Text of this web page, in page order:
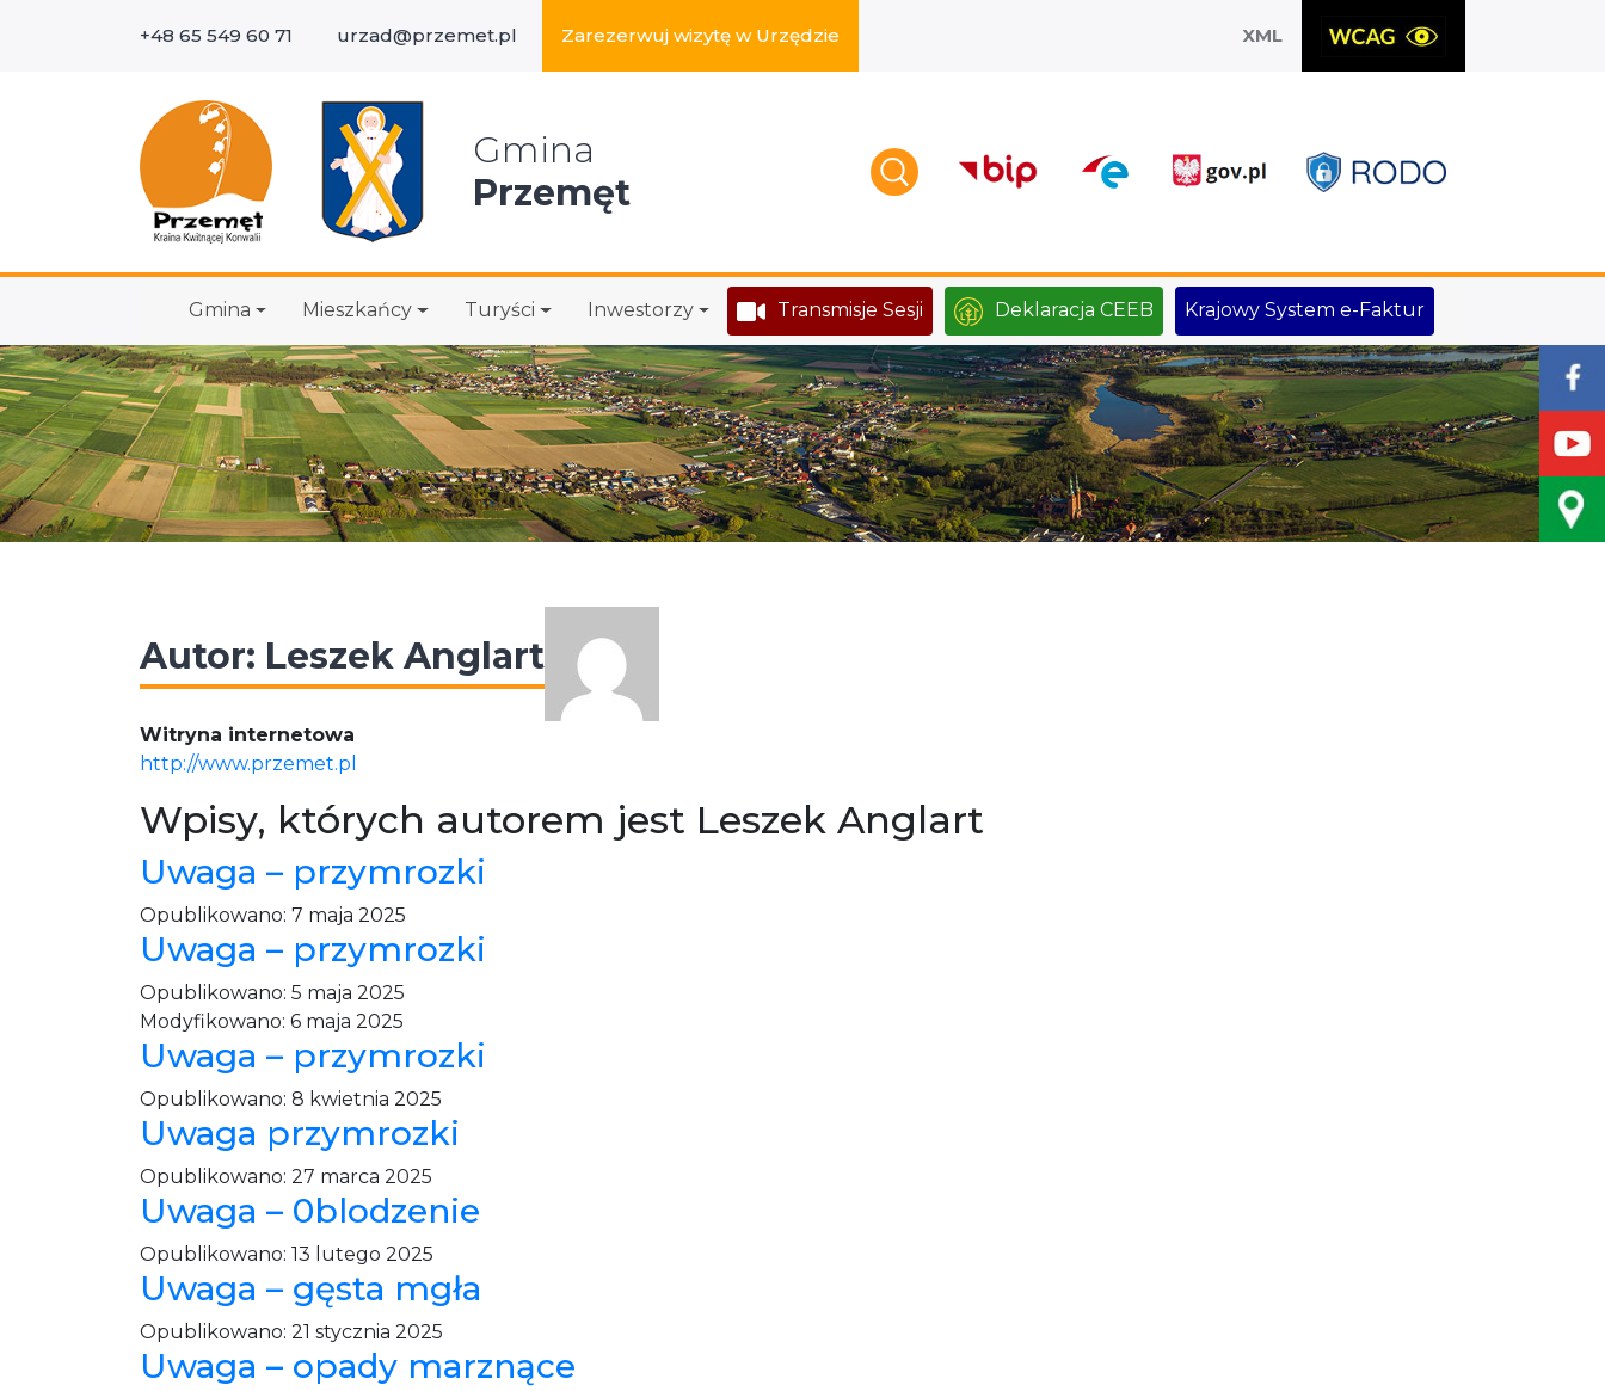
+48 65 549 60 71 urzad@przemet.pl Zarezerwuj wizytę w Urzędzie XML
Gmina
Przemęt
Gmina Mieszkańcy Turyści Inwestorzy Transmisje Sesji Deklaracja CEEB Krajowy System e-Faktur
Autor: Leszek Anglart
Witryna internetowa
http://www.przemet.pl
Wpisy, których autorem jest Leszek Anglart
Uwaga – przymrozki
Opublikowano: 7 maja 2025
Uwaga – przymrozki
Opublikowano: 5 maja 2025
Modyfikowano: 6 maja 2025
Uwaga – przymrozki
Opublikowano: 8 kwietnia 2025
Uwaga przymrozki
Opublikowano: 27 marca 2025
Uwaga – 0blodzenie
Opublikowano: 13 lutego 2025
Uwaga – gęsta mgła
Opublikowano: 21 stycznia 2025
Uwaga – opady marznące
Wyszukaj w serwisie